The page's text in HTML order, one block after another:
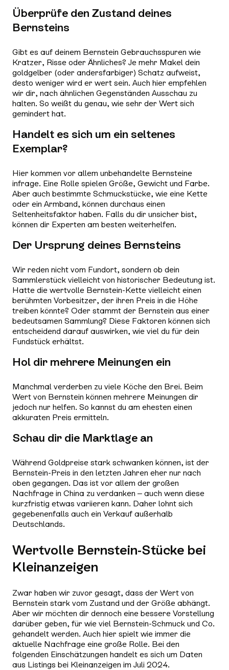
Überprüfe den Zustand deines
Bernsteins
Gibt es auf deinem Bernstein Gebrauchsspuren wie
Kratzer, Risse oder Ähnliches? Je mehr Makel dein
goldgelber (oder andersfarbiger) Schatz aufweist,
desto weniger wird er wert sein. Auch hier empfehlen
wir dir, nach ähnlichen Gegenständen Ausschau zu
halten. So weißt du genau, wie sehr der Wert sich
gemindert hat.
Handelt es sich um ein seltenes
Exemplar?
Hier kommen vor allem unbehandelte Bernsteine
infrage. Eine Rolle spielen Größe, Gewicht und Farbe.
Aber auch bestimmte Schmuckstücke, wie eine Kette
oder ein Armband, können durchaus einen
Seltenheitsfaktor haben. Falls du dir unsicher bist,
können dir Experten am besten weiterhelfen.
Der Ursprung deines Bernsteins
Wir reden nicht vom Fundort, sondern ob dein
Sammlerstück vielleicht von historischer Bedeutung ist.
Hatte die wertvolle Bernstein-Kette vielleicht einen
berühmten Vorbesitzer, der ihren Preis in die Höhe
treiben könnte? Oder stammt der Bernstein aus einer
bedeutsamen Sammlung? Diese Faktoren können sich
entscheidend darauf auswirken, wie viel du für dein
Fundstück erhältst.
Hol dir mehrere Meinungen ein
Manchmal verderben zu viele Köche den Brei. Beim
Wert von Bernstein können mehrere Meinungen dir
jedoch nur helfen. So kannst du am ehesten einen
akkuraten Preis ermitteln.
Schau dir die Marktlage an
Während Goldpreise stark schwanken können, ist der
Bernstein-Preis in den letzten Jahren eher nur nach
oben gegangen. Das ist vor allem der großen
Nachfrage in China zu verdanken – auch wenn diese
kurzfristig etwas variieren kann. Daher lohnt sich
gegebenenfalls auch ein Verkauf außerhalb
Deutschlands.
Wertvolle Bernstein-Stücke bei
Kleinanzeigen
Zwar haben wir zuvor gesagt, dass der Wert von
Bernstein stark vom Zustand und der Größe abhängt.
Aber wir möchten dir dennoch eine bessere Vorstellung
darüber geben, für wie viel Bernstein-Schmuck und Co.
gehandelt werden. Auch hier spielt wie immer die
aktuelle Nachfrage eine große Rolle. Bei den
folgenden Einschätzungen handelt es sich um Daten
aus Listings bei Kleinanzeigen im Juli 2024.